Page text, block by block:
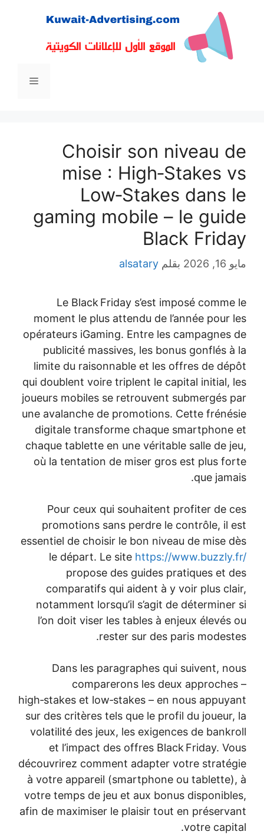
المحتوى
القائمة
Choisir son niveau de
mise : High‑Stakes vs
Low‑Stakes dans le
gaming mobile – le guide
Black Friday
مايو 16, 2026 بقلم alsatary
Le Black Friday s’est imposé comme le
moment le plus attendu de l’année pour les
opérateurs iGaming. Entre les campagnes de
publicité massives, les bonus gonflés à la
limite du raisonnable et les offres de dépôt
qui doublent voire triplent le capital initial, les
joueurs mobiles se retrouvent submergés par
une avalanche de promotions. Cette frénésie
digitale transforme chaque smartphone et
chaque tablette en une véritable salle de jeu,
où la tentation de miser gros est plus forte
que jamais.
Pour ceux qui souhaitent profiter de ces
promotions sans perdre le contrôle, il est
essentiel de choisir le bon niveau de mise dès
le départ. Le site https://www.buzzly.fr/
propose des guides pratiques et des
comparatifs qui aident à y voir plus clair,
notamment lorsqu’il s’agit de déterminer si
l’on doit viser les tables à enjeux élevés ou
rester sur des paris modestes.
Dans les paragraphes qui suivent, nous
comparerons les deux approches –
high‑stakes et low‑stakes – en nous appuyant
sur des critères tels que le profil du joueur, la
volatilité des jeux, les exigences de bankroll
et l’impact des offres Black Friday. Vous
découvrirez comment adapter votre stratégie
à votre appareil (smartphone ou tablette), à
votre temps de jeu et aux bonus disponibles,
afin de maximiser le plaisir tout en préservant
votre capital.